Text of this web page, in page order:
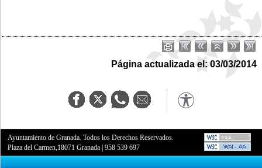
Página actualizada el: 03/03/2014
Ayuntamiento de Granada. Todos los Derechos Reservados.
Plaza del Carmen,18071 Granada |958 539 697